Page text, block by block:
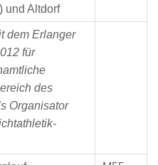
und Altdorf
dem Erlanger
für
des
Organisator